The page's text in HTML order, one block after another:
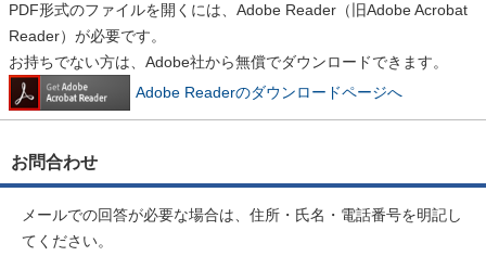
PDF形式のファイルを開くには、Adobe Reader（旧Adobe Acrobat
Reader）が必要です。
お持ちでない方は、Adobe社から無償でダウンロードできます。
Adobe Readerのダウンロードページへ
お問合わせ
メールでの回答が必要な場合は、住所・氏名・電話番号を明記し
てください。